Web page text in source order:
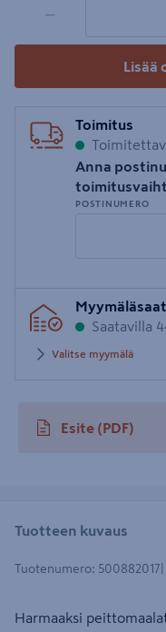
−
Lisää
Toimitus
Anna
POSTINUMERO
postinumero
Saatavilla
Valitse myymälä
Esite (PDF)
avautuu uuteen
Tuotteen kuvaus
Tuotenumero: 500882017
Harmaaksi